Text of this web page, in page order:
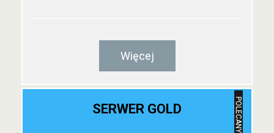
Więcej
POLECANY
SERWER GOLD